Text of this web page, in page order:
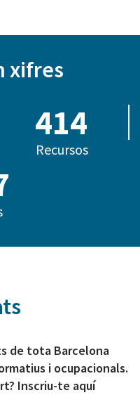
xifres
414
Recursos
de tota Barcelona
i ocupacionals.
Inscriu-te aquí